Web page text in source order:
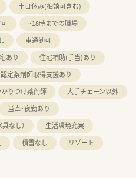
土日休み(相談可含む)
~18時までの職場
車通勤可
あり
住宅補助(手当)あり
認定薬剤師取得支援あり
かりつけ薬剤師
大手チェーン以外
当直・夜勤あり
なし）
生活環境充実
積雪なし リゾート